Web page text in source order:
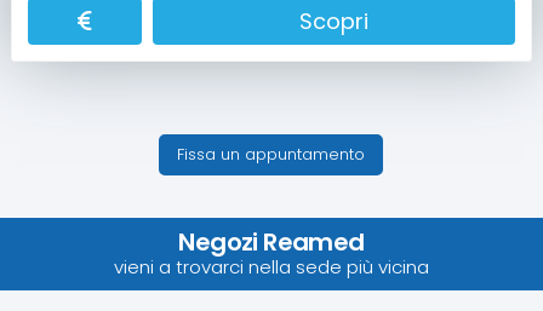
Scopri
Fissa un appuntamento
Negozi Reamed
vieni a trovarci nella sede più vicina